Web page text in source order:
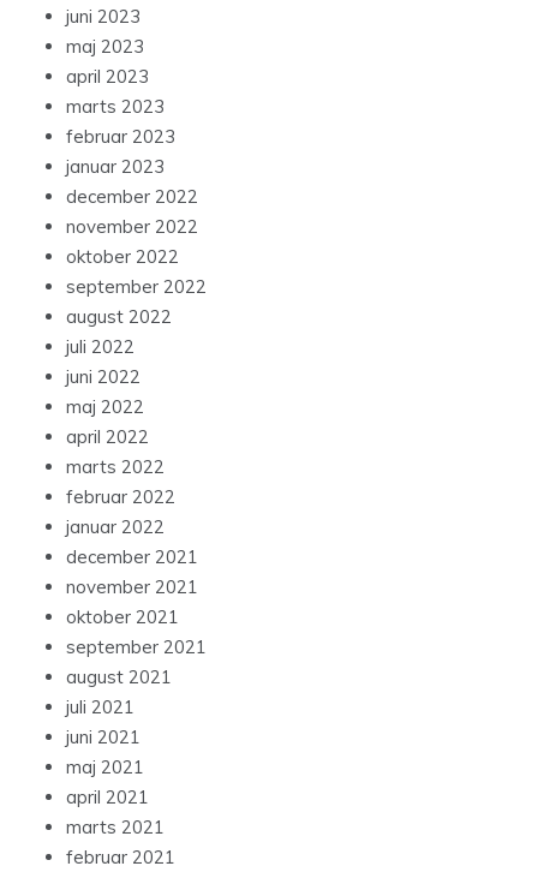
juni 2023
maj 2023
april 2023
marts 2023
februar 2023
januar 2023
december 2022
november 2022
oktober 2022
september 2022
august 2022
juli 2022
juni 2022
maj 2022
april 2022
marts 2022
februar 2022
januar 2022
december 2021
november 2021
oktober 2021
september 2021
august 2021
juli 2021
juni 2021
maj 2021
april 2021
marts 2021
februar 2021